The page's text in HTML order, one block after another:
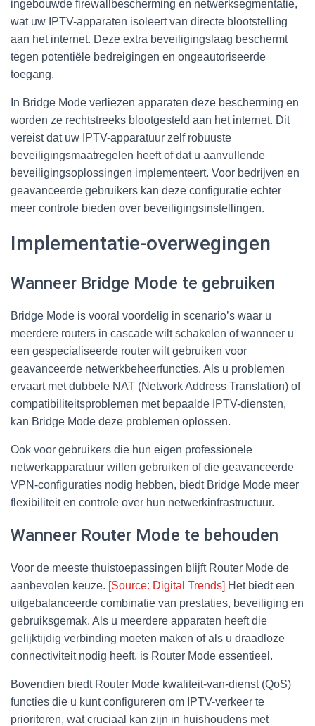
ingebouwde firewallbescherming en netwerksegmentatie,
wat uw IPTV-apparaten isoleert van directe blootstelling
aan het internet. Deze extra beveiligingslaag beschermt
tegen potentiële bedreigingen en ongeautoriseerde
toegang.
In Bridge Mode verliezen apparaten deze bescherming en
worden ze rechtstreeks blootgesteld aan het internet. Dit
vereist dat uw IPTV-apparatuur zelf robuuste
beveiligingsmaatregelen heeft of dat u aanvullende
beveiligingsoplossingen implementeert. Voor bedrijven en
geavanceerde gebruikers kan deze configuratie echter
meer controle bieden over beveiligingsinstellingen.
Implementatie-overwegingen
Wanneer Bridge Mode te gebruiken
Bridge Mode is vooral voordelig in scenario’s waar u
meerdere routers in cascade wilt schakelen of wanneer u
een gespecialiseerde router wilt gebruiken voor
geavanceerde netwerkbeheerfuncties. Als u problemen
ervaart met dubbele NAT (Network Address Translation) of
compatibiliteitsproblemen met bepaalde IPTV-diensten,
kan Bridge Mode deze problemen oplossen.
Ook voor gebruikers die hun eigen professionele
netwerkapparatuur willen gebruiken of die geavanceerde
VPN-configuraties nodig hebben, biedt Bridge Mode meer
flexibiliteit en controle over hun netwerkinfrastructuur.
Wanneer Router Mode te behouden
Voor de meeste thuistoepassingen blijft Router Mode de
aanbevolen keuze. [Source: Digital Trends] Het biedt een
uitgebalanceerde combinatie van prestaties, beveiliging en
gebruiksgemak. Als u meerdere apparaten heeft die
gelijktijdig verbinding moeten maken of als u draadloze
connectiviteit nodig heeft, is Router Mode essentieel.
Bovendien biedt Router Mode kwaliteit-van-dienst (QoS)
functies die u kunt configureren om IPTV-verkeer te
prioriteren, wat cruciaal kan zijn in huishoudens met